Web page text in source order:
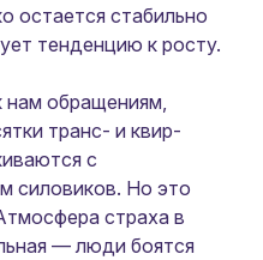
остается стабильно
тенденцию к росту.
обращениям,
транс- и квир-
с
силовиков. Но это
страха в
— люди боятся